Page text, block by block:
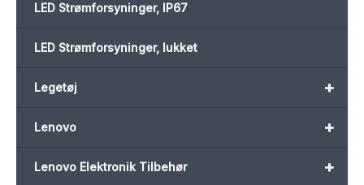
LED Strømforsyninger, IP67
LED Strømforsyninger, lukket
+
Legetøj
+
Lenovo
+
Lenovo Elektronik Tilbehør